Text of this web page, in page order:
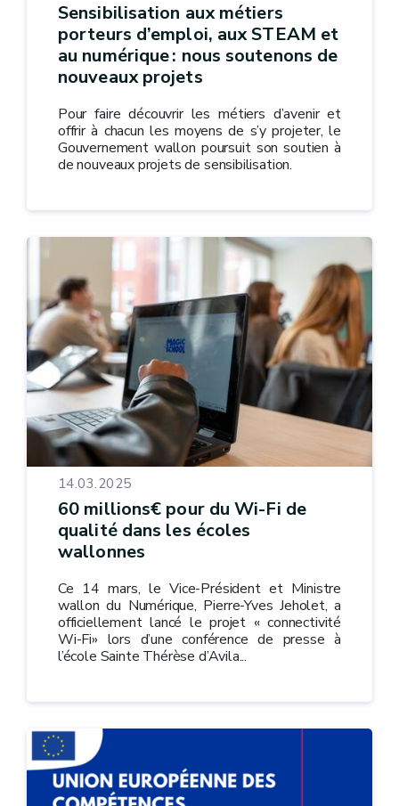
Sensibilisation aux métiers
porteurs d’emploi, aux STEAM et
au numérique : nous soutenons de
nouveaux projets
Pour faire découvrir les métiers d’avenir et
offrir à chacun les moyens de s’y projeter, le
Gouvernement wallon poursuit son soutien à
de nouveaux projets de sensibilisation.
14.03.2025
60 millions€ pour du Wi-Fi de
qualité dans les écoles
wallonnes
Ce 14 mars, le Vice-Président et Ministre
wallon du Numérique, Pierre-Yves Jeholet, a
officiellement lancé le projet « connectivité
Wi-Fi» lors d’une conférence de presse à
l’école Sainte Thérèse d’Avila...